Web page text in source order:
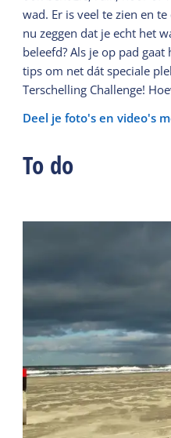
wad. Er is veel te zien en
nu zeggen dat je echt het
beleefd? Als je op pad
tips om net dát speciale
Terschelling Challenge!
Deel je foto's en video's
To do